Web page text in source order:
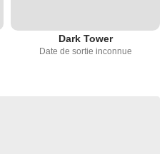
Dark Tower
Date de sortie inconnue